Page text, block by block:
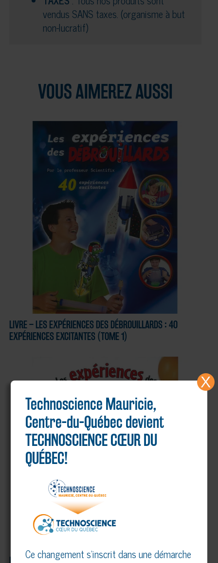
vendus SANS taxes. (organisme à but
non-lucratif)
VOUS AIMEREZ AUSSI
LIVRE – LES EXPÉRIENCES DES DÉBROUILLARDS : 40
EXPÉRIENCES EXCITANTES (TOME 1)
LIVRE – LES EXPÉRIENCES DES DÉBROUILLARDS : 40
Technoscience Mauricie,
Centre-du-Québec devient
TECHNOSCIENCE CŒUR DU
QUÉBEC!
Ce changement s’inscrit dans une démarche
X